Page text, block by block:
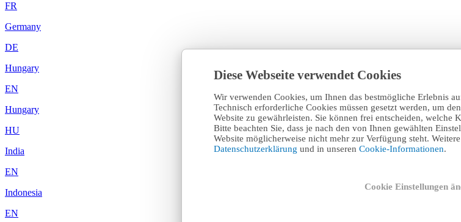
Diese Webseite verwendet Cookies
Wir verwenden Cookies, um Ihnen das bestmögliche Erlebnis
Technisch erforderliche Cookies müssen gesetzt werden, um
Website zu gewährleisten. Sie können frei entscheiden, welche
Bitte beachten Sie, dass je nach den von Ihnen gewählten
Website möglicherweise nicht mehr zur Verfügung steht.
Datenschutzerklärung und in unseren Cookie-Informationen.
Cookie Einstellungen
FR
Germany
DE
Hungary
EN
Hungary
HU
India
EN
Indonesia
EN